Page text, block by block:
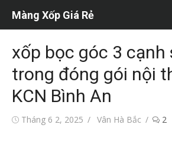
dung
Màng Xốp Giá Rẻ
xốp bọc góc 3 cạnh
trong đóng gói nội
KCN Bình An
ĐăngTháng 6 2, 2025
Tác
Vân Hà Bắc 2